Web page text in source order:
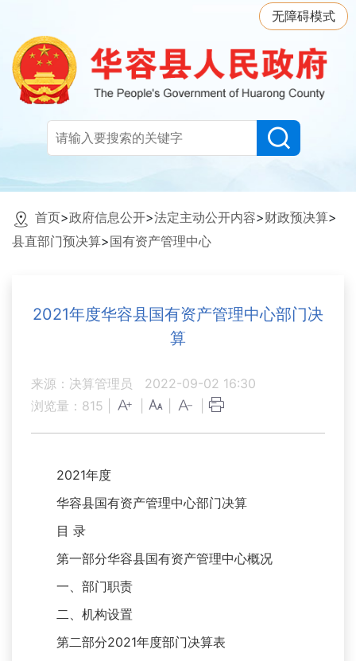
无障碍模式
首页>政府信息公开>法定主动公开内容>财政预决算>
县直部门预决算>国有资产管理中心
2021年度华容县国有资产管理中心部门决
算
来源：决算管理员
2022-09-02 16:30
浏览量： 815
2021年度
华容县国有资产管理中心部门决算
目 录
第一部分华容县国有资产管理中心概况
一、部门职责
二、机构设置
第二部分2021年度部门决算表